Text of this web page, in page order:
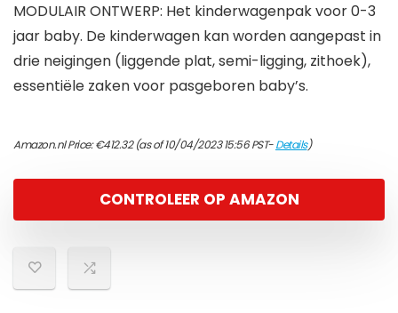
MODULAIR ONTWERP: Het kinderwagenpak voor 0-3
jaar baby. De kinderwagen kan worden aangepast in
drie neigingen (liggende plat, semi-ligging, zithoek),
essentiële zaken voor pasgeboren baby’s.
Amazon.nl Price:€412.32(as of 10/04/2023 15:56 PST-Details)
CONTROLEER OP AMAZON